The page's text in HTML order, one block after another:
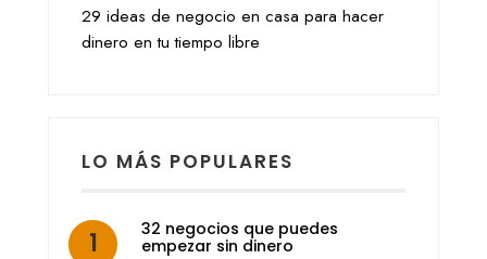
29 ideas de negocio en casa para hacer
dinero en tu tiempo libre
LO MÁS POPULARES
32 negocios que puedes
empezar sin dinero